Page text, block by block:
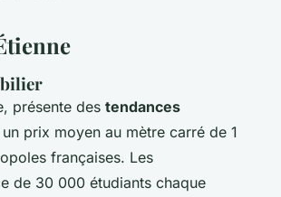
présente des tendances
prix moyen au mètre carré de 1
françaises. Les
de 30 000 étudiants chaque